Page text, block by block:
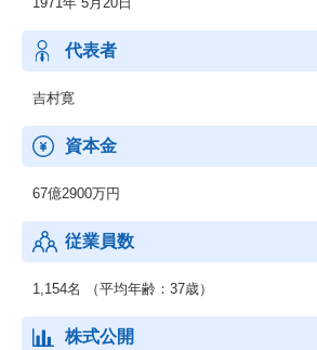
【レンタル事業】：ダスキンの清掃用品、
ル、定期清掃業務
【建築コンサルティング事業】：建築ノウハ
【住宅事業】：注文住宅の建築請負、分譲住
代表者
吉村寛
資本金
67億2900万円
従業員数
1,154名 （平均年齢：37歳）
株式公開